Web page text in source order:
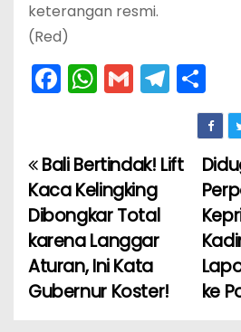
keterangan resmi.
(Red)
F
a
e
b
o
o
k
W
h
ts
A
p
p
G
m
l
T
el
gr
h
ar
e
N
a
v
i
ke
Bali Bertindak! Lift
Kaca Kelingking
Dibongkar Total
karena Langgar
Aturan, Ini Kata
Gubernur Koster!